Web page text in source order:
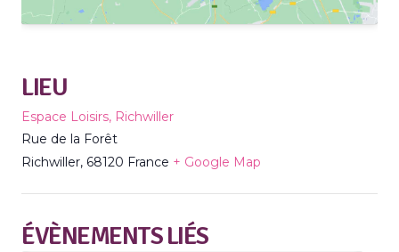
LIEU
Espace Loisirs, Richwiller
Rue de la Forêt
Richwiller, 68120 France + Google Map
ÉVÈNEMENTS LIÉS